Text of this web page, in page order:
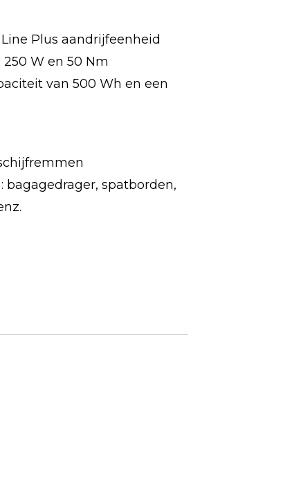
Plus aandrijfeenheid
W en 50 Nm
van 500 Wh en een
spatborden,